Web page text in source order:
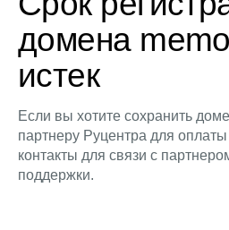
домена
истек
Если вы хотите сохранить
партнеру Руцентра для
контакты для связи с
поддержки.